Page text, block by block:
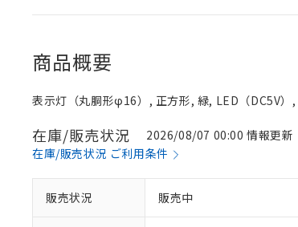
商品概要
表示灯（丸胴形φ16）, 正方形, 緑, LED（DC5V）
在庫/販売状況
2026/08/07 00:00 情報更新
在庫/販売状況 ご利用条件
販売状況 販売中